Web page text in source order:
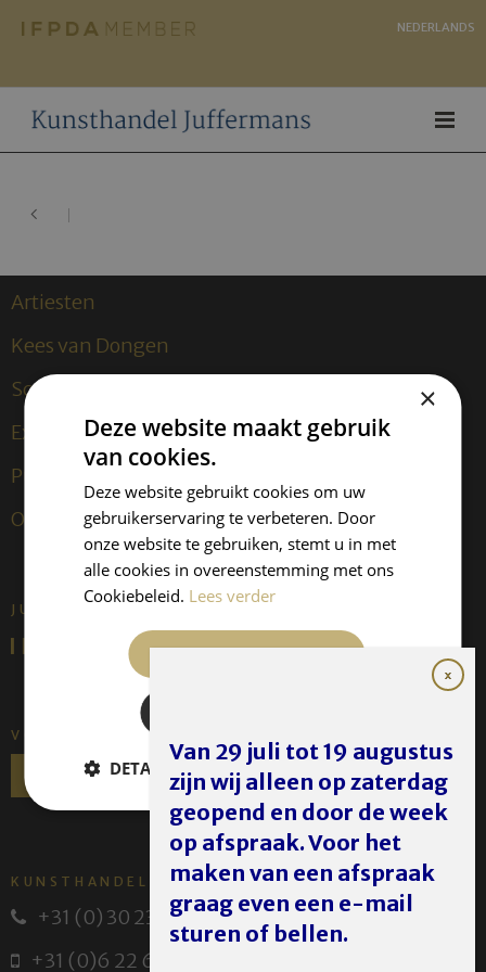
NEDERLANDS
Artiesten
Kees van Dongen
Sculpturen
Exposities
Publicaties
Over ons
JUFFERMANS FINE ART IS:
VOLG ONS
KUNSTHANDEL JUFFERMANS
+31 (0) 30 231 14 63
+31 (0)6 22 614 582
Van 29 juli tot 19 augustus
zijn wij alleen op zaterdag
geopend en door de week
op afspraak. Voor het
maken van een afspraak
graag even een e-mail
sturen of bellen.
×
Deze website maakt gebruik
van cookies.
Deze website gebruikt cookies om uw
gebruikerservaring te verbeteren. Door
onze website te gebruiken, stemt u in met
alle cookies in overeenstemming met ons
Cookiebeleid. Lees verder
ALLES ACCEPTEREN
DETAILS WEERGEVEN